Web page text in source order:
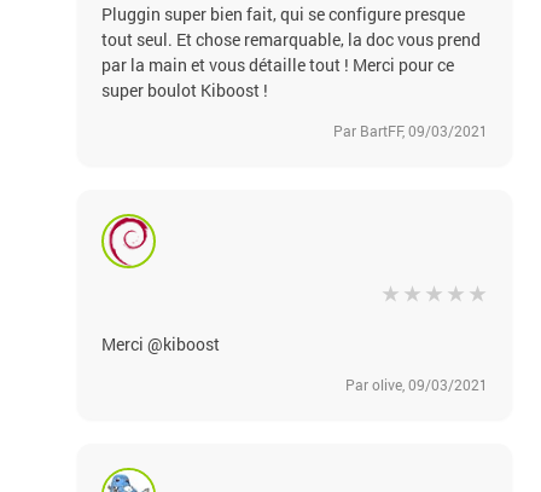
Pluggin super bien fait, qui se configure presque
tout seul. Et chose remarquable, la doc vous prend
par la main et vous détaille tout ! Merci pour ce
super boulot Kiboost !
Par BartFF, 09/03/2021
Merci @kiboost
Par olive, 09/03/2021